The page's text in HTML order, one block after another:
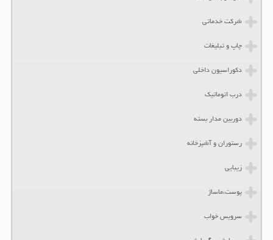
شرکت خدماتی
چاپ و تبلیغات
دکوراسیون داخلی
درب اتوماتیک
دوربین مدار بسته
رستوران و آشپزخانه
زیبایی
پوست،ماساژ
سرویس خواب